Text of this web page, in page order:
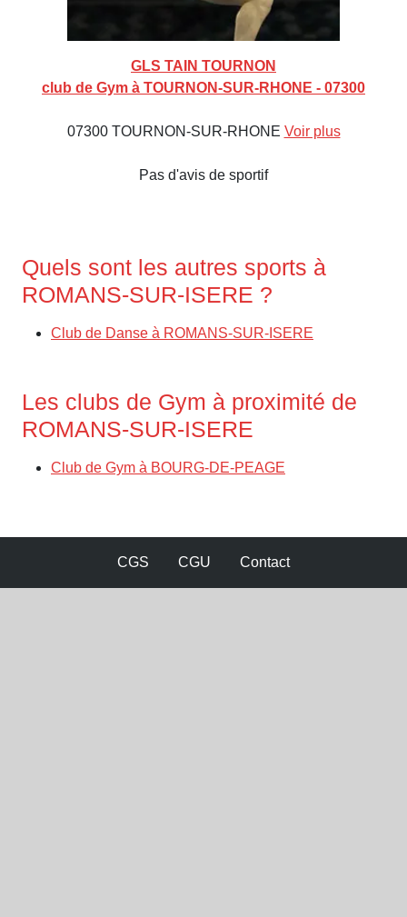
GLS TAIN TOURNON
club de Gym à TOURNON-SUR-RHONE - 07300
07300 TOURNON-SUR-RHONE Voir plus
Pas d'avis de sportif
Quels sont les autres sports à
ROMANS-SUR-ISERE ?
Club de Danse à ROMANS-SUR-ISERE
Les clubs de Gym à proximité de
ROMANS-SUR-ISERE
Club de Gym à BOURG-DE-PEAGE
CGS CGU Contact